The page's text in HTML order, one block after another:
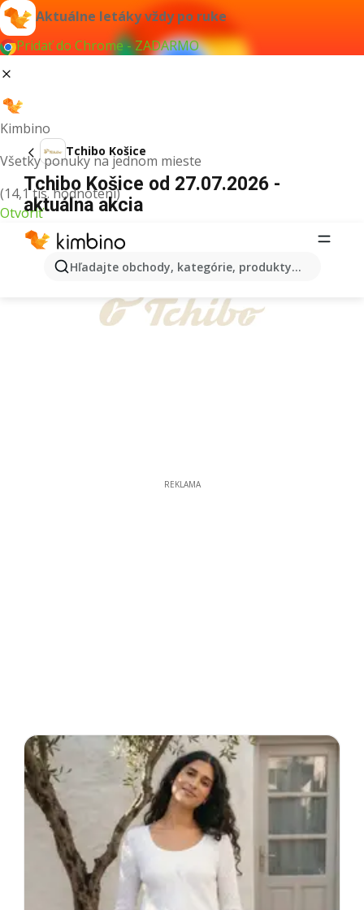
Aktuálne letáky vždy po ruke
Pridať do Chrome - ZADARMO
Kimbino
Všetky ponuky na jednom mieste
(14,1 tis. hodnotení)
Otvoriť
Hľadajte obchody, kategórie, produkty...
Tchibo Košice
Tchibo Košice od 27.07.2026 -
aktuálna akcia
REKLAMA